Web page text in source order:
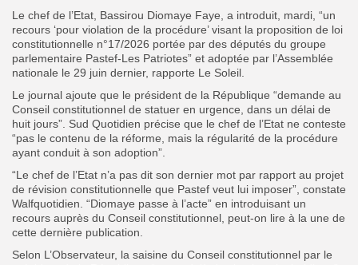
Le chef de l’Etat, Bassirou Diomaye Faye, a introduit, mardi, “un
recours ‘pour violation de la procédure’ visant la proposition de loi
constitutionnelle n°17/2026 portée par des députés du groupe
parlementaire Pastef-Les Patriotes” et adoptée par l’Assemblée
nationale le 29 juin dernier, rapporte Le Soleil.
Le journal ajoute que le président de la République “demande au
Conseil constitutionnel de statuer en urgence, dans un délai de
huit jours”. Sud Quotidien précise que le chef de l’Etat ne conteste
“pas le contenu de la réforme, mais la régularité de la procédure
ayant conduit à son adoption”.
“Le chef de l’Etat n’a pas dit son dernier mot par rapport au projet
de révision constitutionnelle que Pastef veut lui imposer”, constate
Walfquotidien. “Diomaye passe à l’acte” en introduisant un
recours auprès du Conseil constitutionnel, peut-on lire à la une de
cette dernière publication.
Selon L’Observateur, la saisine du Conseil constitutionnel par le